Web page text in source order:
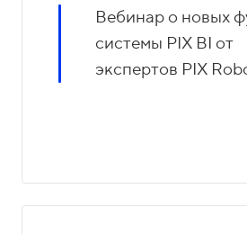
Вебинар о новых
системы PIX BI от
экспертов PIX